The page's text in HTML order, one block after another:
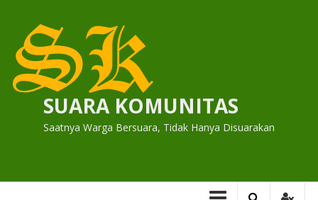
content
SUARA KOMUNITAS
Saatnya Warga Bersuara, Tidak Hanya Disuarakan